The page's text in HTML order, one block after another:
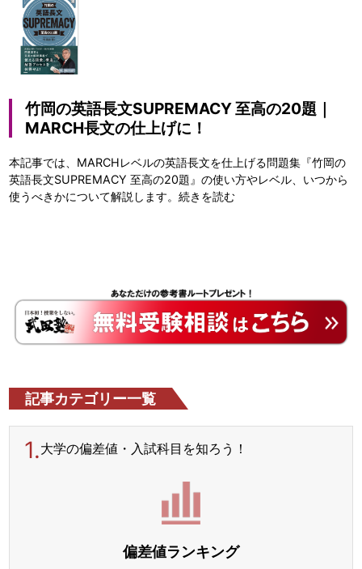
竹岡の英語長文SUPREMACY 至高の20題｜
MARCH長文の仕上げに！
本記事では、MARCHレベルの英語長文を仕上げる問題集『竹岡の
英語長文SUPREMACY 至高の20題』の使い方やレベル、いつから
使うべきかについて解説します。続きを読む
記事カテゴリー一覧
1.大学の偏差値・入試科目を知ろう！
偏差値ランキング